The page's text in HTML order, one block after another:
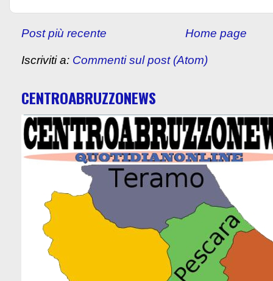
Post più recente Home page
Iscriviti a: Commenti sul post (Atom)
CENTROABRUZZONEWS